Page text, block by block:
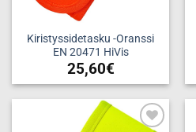
Kiristyssidetasku -Oranssi
EN 20471 HiVis
25,60€